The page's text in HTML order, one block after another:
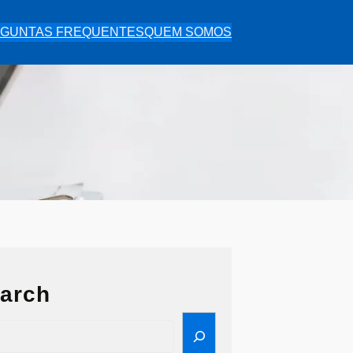
FREQUENTESQUEM SOMOS